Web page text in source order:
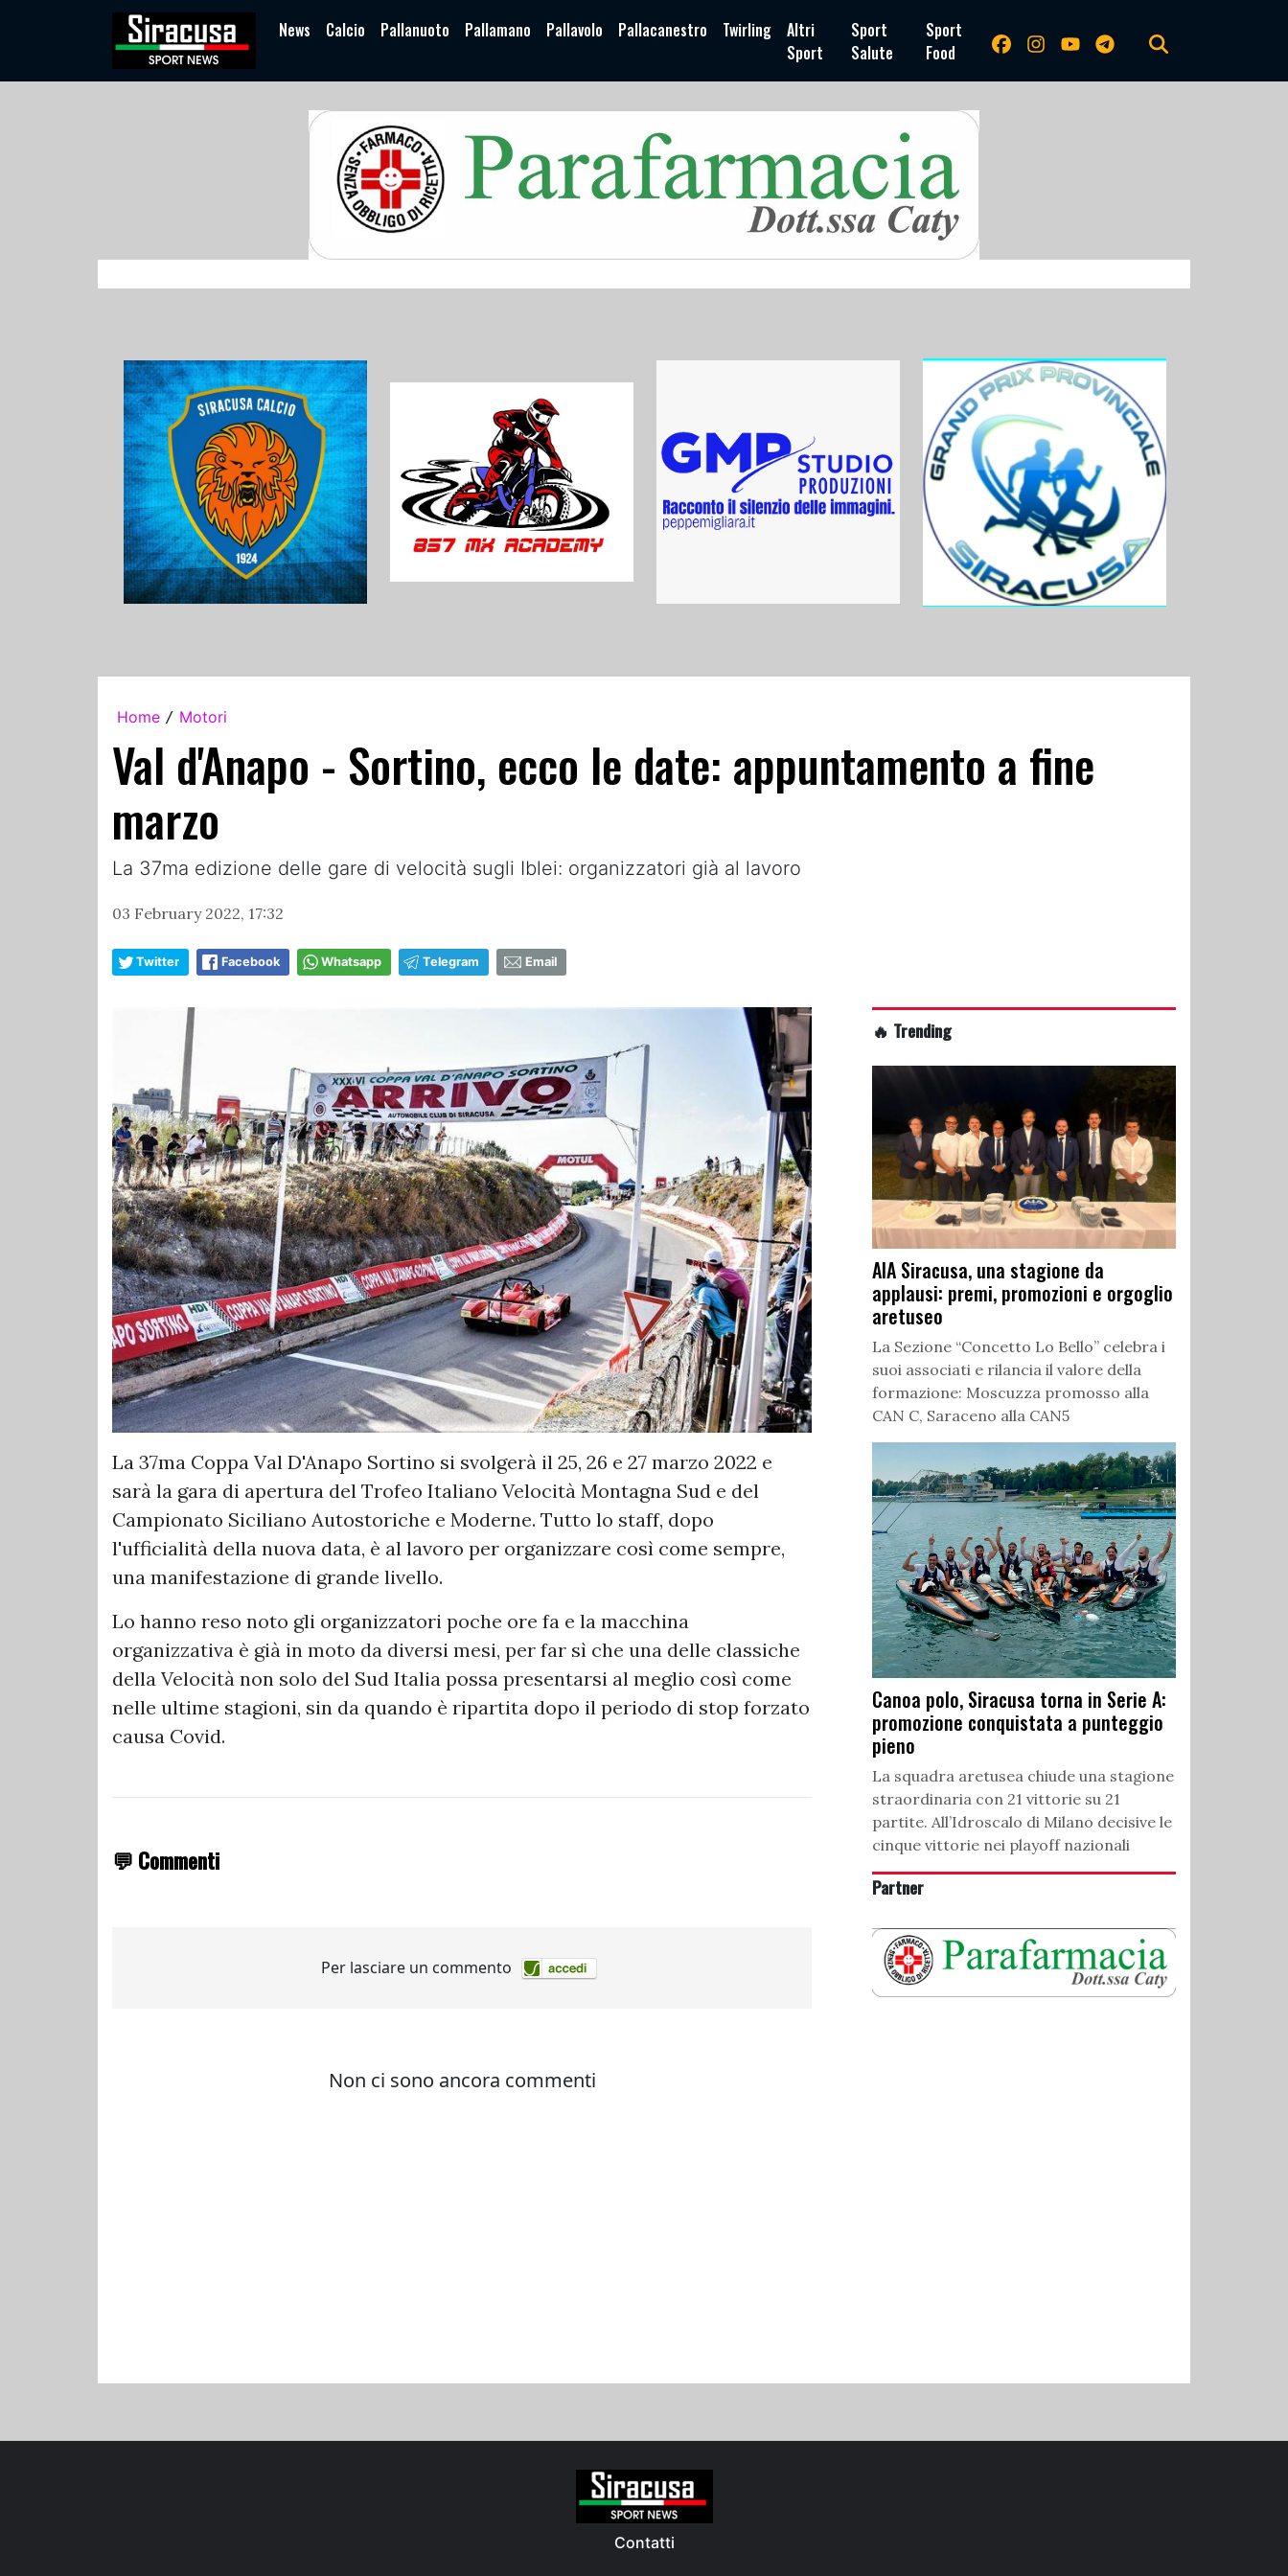
News Calcio Pallanuoto Pallamano Pallavolo Pallacanestro Twirling
Altri
Sport
Sport
Salute
Sport
Food
Home / Motori
Val d'Anapo - Sortino, ecco le date: appuntamento a fine
marzo
La 37ma edizione delle gare di velocità sugli Iblei: organizzatori già al lavoro
03 February 2022, 17:32
Twitter Facebook Whatsapp Telegram Email
La 37ma Coppa Val D'Anapo Sortino si svolgerà il 25, 26 e 27 marzo 2022 e
sarà la gara di apertura del Trofeo Italiano Velocità Montagna Sud e del
Campionato Siciliano Autostoriche e Moderne. Tutto lo staff, dopo
l'ufficialità della nuova data, è al lavoro per organizzare così come sempre,
una manifestazione di grande livello.
Lo hanno reso noto gli organizzatori poche ore fa e la macchina
organizzativa è già in moto da diversi mesi, per far sì che una delle classiche
della Velocità non solo del Sud Italia possa presentarsi al meglio così come
nelle ultime stagioni, sin da quando è ripartita dopo il periodo di stop forzato
causa Covid.
💬 Commenti
🔥 Trending
AIA Siracusa, una stagione da
applausi: premi, promozioni e orgoglio
aretuseo
La Sezione “Concetto Lo Bello” celebra i
suoi associati e rilancia il valore della
formazione: Moscuzza promosso alla
CAN C, Saraceno alla CAN5
Canoa polo, Siracusa torna in Serie A:
promozione conquistata a punteggio
pieno
La squadra aretusea chiude una stagione
straordinaria con 21 vittorie su 21
partite. All’Idroscalo di Milano decisive le
cinque vittorie nei playoff nazionali
Partner
Contatti